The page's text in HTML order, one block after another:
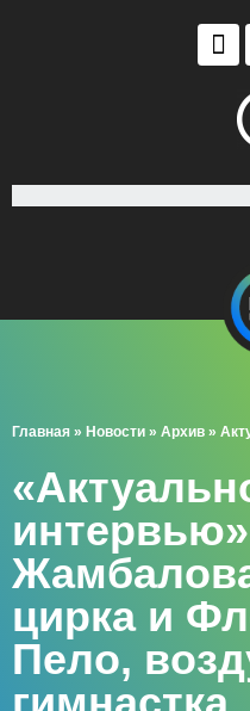
Главная » Новости » Архив »
цирка и
Пело,